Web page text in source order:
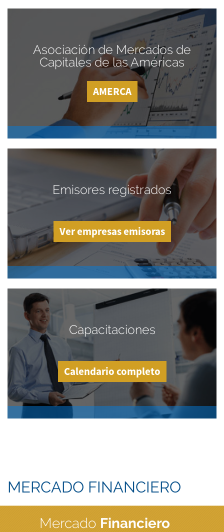
Asociación de Mercados de
Capitales de las Américas
AMERCA
Emisores registrados
Ver empresas emisoras
Capacitaciones
Calendario completo
MERCADO FINANCIERO
Mercado Financiero